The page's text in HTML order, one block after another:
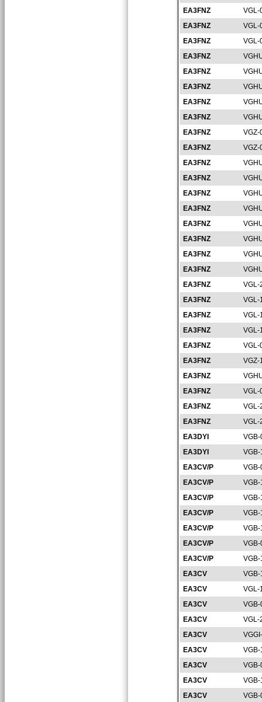
EA3FNZ
VGL-
EA3FNZ
VGL-
EA3FNZ
VGL-
EA3FNZ
EA3FNZ
EA3FNZ
EA3FNZ
EA3FNZ
EA3FNZ
VGZ-
EA3FNZ
VGZ-
EA3FNZ
EA3FNZ
EA3FNZ
EA3FNZ
EA3FNZ
EA3FNZ
EA3FNZ
EA3FNZ
EA3FNZ
VGL-
EA3FNZ
VGL-
EA3FNZ
VGL-
EA3FNZ
VGL-
EA3FNZ
VGL-
EA3FNZ
VGZ-
EA3FNZ
EA3FNZ
VGL-
EA3FNZ
VGL-
EA3FNZ
VGL-
EA3DYI
EA3DYI
EA3CV/P
EA3CV/P
EA3CV/P
EA3CV/P
VGB-
EA3CV/P
VGB-
EA3CV/P
EA3CV/P
VGB-
EA3CV
EA3CV
VGL-
EA3CV
EA3CV
VGL-
EA3CV
EA3CV
EA3CV
EA3CV
EA3CV